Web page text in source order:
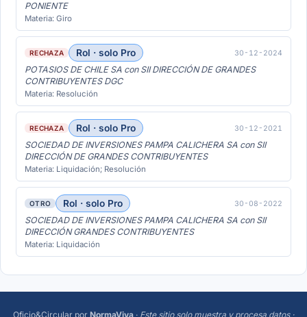
PONIENTE
Materia: Giro
RECHAZA Rol · solo Pro 30-12-2024
POTASIOS DE CHILE SA con SII DIRECCIÓN DE GRANDES
CONTRIBUYENTES DGC
Materia: Resolución
RECHAZA Rol · solo Pro 30-12-2021
SOCIEDAD DE INVERSIONES PAMPA CALICHERA SA con SII
DIRECCIÓN DE GRANDES CONTRIBUYENTES
Materia: Liquidación; Resolución
OTRO Rol · solo Pro 30-08-2022
SOCIEDAD DE INVERSIONES PAMPA CALICHERA SA con SII
DIRECCIÓN GRANDES CONTRIBUYENTES
Materia: Liquidación
Oficio&Circular por NormaViva · Este sitio solo muestra y procesa datos ·